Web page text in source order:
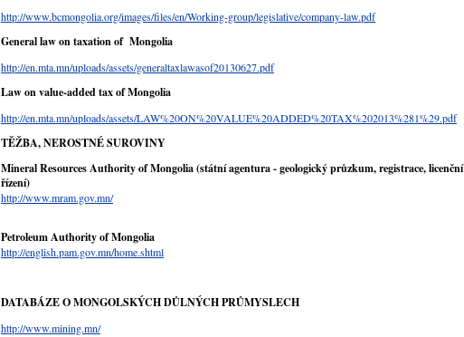
http://www.bcmongolia.org/images/files/en/Working-group/legislative/company-law.pdf
General law on taxation of Mongolia
http://en.mta.mn/uploads/assets/generaltaxlawasof20130627.pdf
Law on value-added tax of Mongolia
http://en.mta.mn/uploads/assets/LAW%20ON%20VALUE%20ADDED%20TAX%202013%281%29.pdf
TĚŽBA, NEROSTNÉ SUROVINY
Mineral Resources Authority of Mongolia (státní agentura - geologický průzkum, registrace, licenční
řízení)
http://www.mram.gov.mn/
Petroleum Authority of Mongolia
http://english.pam.gov.mn/home.shtml
DATABÁZE O MONGOLSKÝCH DŮLNÝCH PRŮMYSLECH
http://www.mining.mn/